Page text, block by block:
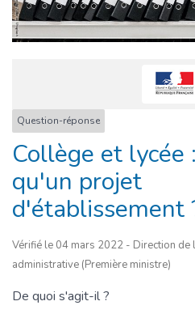
Question-réponse
Collège et lycée
qu'un projet
d'établissement
Vérifié le 04 mars 2022 - Direction
administrative (Première ministre)
De quoi s'agit-il ?